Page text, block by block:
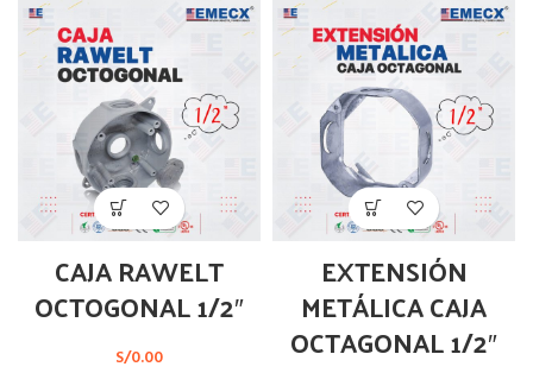
CAJA RAWELT
OCTOGONAL 1/2″
S/0.00
EXTENSIÓN
METÁLICA CAJA
OCTAGONAL 1/2″